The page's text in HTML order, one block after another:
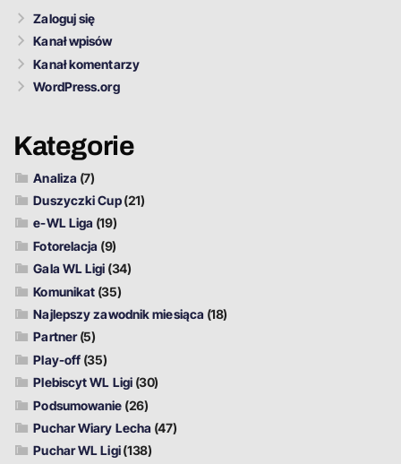
Zaloguj się
Kanał wpisów
Kanał komentarzy
WordPress.org
Kategorie
Analiza (7)
Duszyczki Cup(21)
e-WL Liga (19)
Fotorelacja (9)
Gala WL Ligi (34)
Komunikat (35)
Najlepszy zawodnik miesiąca (18)
Partner(5)
Play-off (35)
Plebiscyt WL Ligi (30)
Podsumowanie (26)
Puchar Wiary Lecha (47)
Puchar WL Ligi(138)